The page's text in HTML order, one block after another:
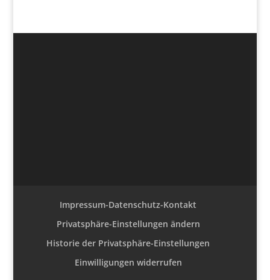
Impressum-Datenschutz-Kontakt
Privatsphäre-Einstellungen ändern
Historie der Privatsphäre-Einstellungen
Einwilligungen widerrufen